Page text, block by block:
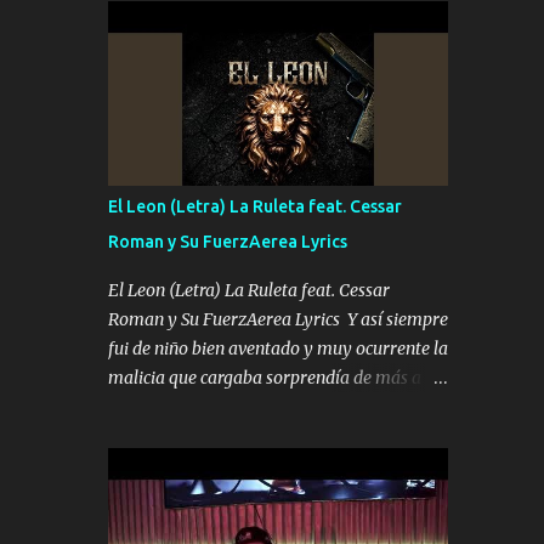
por el interés P...
inteligente junto con su hermano el TRES
blindado el Estado tiene andan ESPERANDO
al UNO QUE PRONTO ESTARÁ PRESENTE
Que no falten las bucanas ni tampoco las
mujeres porque es platica de grandes por eso
hay que estar alegres doy las instrucciones
para atender los deberes Música Si es que
salta algún problema de confianza tengo
gente ahí está el Hombre Cuarenta y
también Pariente 7 arreglan cualquier
problema no más es cuestión que ordené
NOS HACE FALTA UN HERMANO DE CLAVE
SIEMPRE VIO POR LA FAMILIA PARA QUE
SIGA EL LEGADO Es el DOS de los
HERMANOS un cerebro inteligente y com...
El Leon (Letra) La Ruleta feat. Cessar
Roman y Su FuerzAerea Lyrics
El Leon (Letra) La Ruleta feat. Cessar
Roman y Su FuerzAerea Lyrics Y así siempre
fui de niño bien aventado y muy ocurrente la
malicia que cargaba sorprendía de más a la
Tranquilo me la navego ando en lo mío sin
ni un pendiente si hay problemas lo